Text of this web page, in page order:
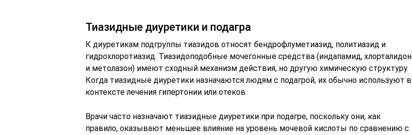
Тиазидные диуретики и подагра
К диуретикам подгруппы тиазидов относят бендрофлуметиазид, политиазид и
гидрохлоротиазид. Тиазидоподобные мочегонные средства (индапамид, хлорталидон
и метолазон) имеют сходный механизм действия, но другую химическую структуру.
Когда тиазидные диуретики назначаются людям с подагрой, их обычно используют в
контексте лечения гипертонии или отеков.
Врачи часто назначают тиазидные диуретики при подагре, поскольку они, как
правило, оказывают меньшее влияние на уровень мочевой кислоты по сравнению с